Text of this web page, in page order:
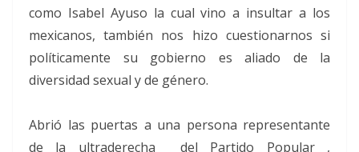
como Isabel Ayuso la cual vino a insultar a los
mexicanos, también nos hizo cuestionarnos si
políticamente su gobierno es aliado de la
diversidad sexual y de género.
Abrió las puertas a una persona representante
de la ultraderecha del Partido Popular ,